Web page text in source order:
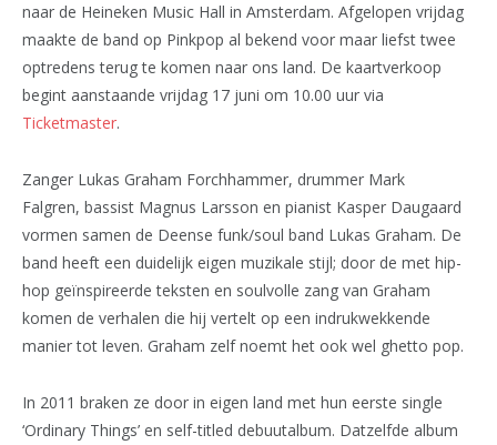
naar de Heineken Music Hall in Amsterdam. Afgelopen vrijdag
maakte de band op Pinkpop al bekend voor maar liefst twee
optredens terug te komen naar ons land. De kaartverkoop
begint aanstaande vrijdag 17 juni om 10.00 uur via
Ticketmaster.
Zanger Lukas Graham Forchhammer, drummer Mark
Falgren, bassist Magnus Larsson en pianist Kasper Daugaard
vormen samen de Deense funk/soul band Lukas Graham. De
band heeft een duidelijk eigen muzikale stijl; door de met hip-
hop geïnspireerde teksten en soulvolle zang van Graham
komen de verhalen die hij vertelt op een indrukwekkende
manier tot leven. Graham zelf noemt het ook wel ghetto pop.
In 2011 braken ze door in eigen land met hun eerste single
‘Ordinary Things’ en self-titled debuutalbum. Datzelfde album